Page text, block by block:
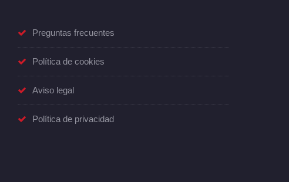
Preguntas frecuentes
Política de cookies
Aviso legal
Política de privacidad